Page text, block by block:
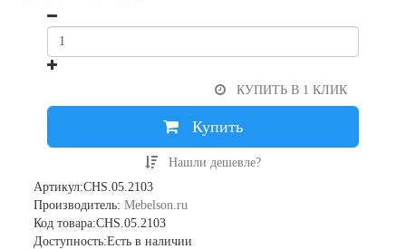
КУПИТЬ В 1 КЛИК
Купить
Нашли дешевле?
Артикул:CHS.05.2103
Производитель: Mebelson.ru
Код товара:CHS.05.2103
Доступность:Есть в наличии